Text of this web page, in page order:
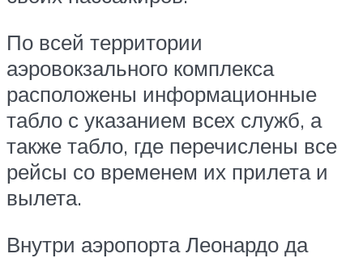
По всей территории
аэровокзального комплекса
расположены информационные
табло с указанием всех служб, а
также табло, где перечислены все
рейсы со временем их прилета и
вылета.
Внутри аэропорта Леонардо да